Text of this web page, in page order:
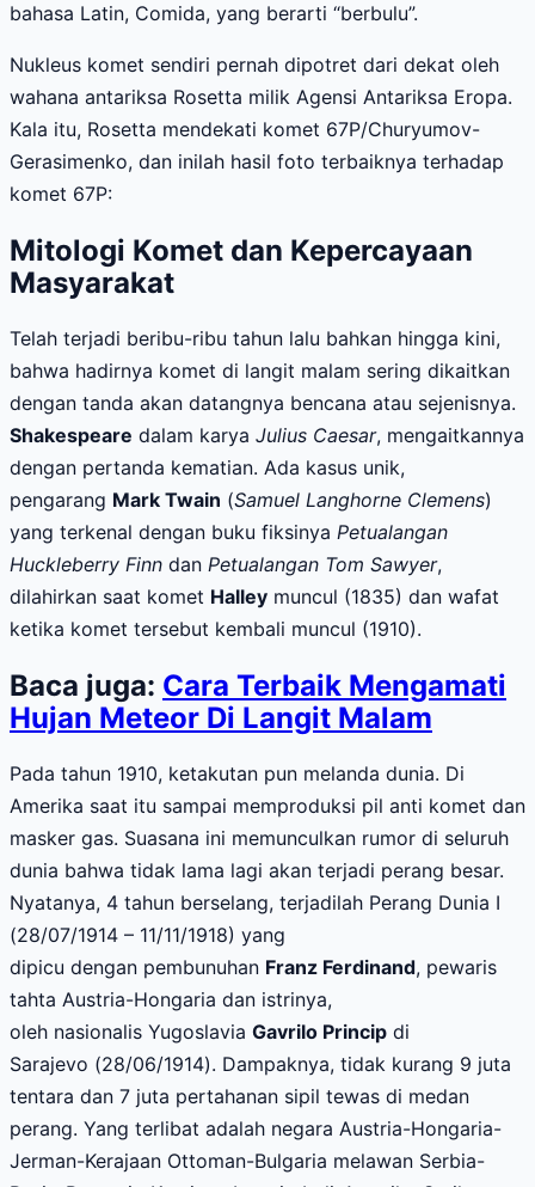
bahasa Latin, Comida, yang berarti “berbulu”.
Nukleus komet sendiri pernah dipotret dari dekat oleh
wahana antariksa Rosetta milik Agensi Antariksa Eropa.
Kala itu, Rosetta mendekati komet 67P/Churyumov-
Gerasimenko, dan inilah hasil foto terbaiknya terhadap
komet 67P:
Mitologi Komet dan Kepercayaan
Masyarakat
Telah terjadi beribu-ribu tahun lalu bahkan hingga kini,
bahwa hadirnya komet di langit malam sering dikaitkan
dengan tanda akan datangnya bencana atau sejenisnya.
Shakespeare dalam karya Julius Caesar, mengaitkannya
dengan pertanda kematian. Ada kasus unik,
pengarang Mark Twain (Samuel Langhorne Clemens)
yang terkenal dengan buku fiksinya Petualangan
Huckleberry Finn dan Petualangan Tom Sawyer,
dilahirkan saat komet Halley muncul (1835) dan wafat
ketika komet tersebut kembali muncul (1910).
Baca juga: Cara Terbaik Mengamati
Hujan Meteor Di Langit Malam
Pada tahun 1910, ketakutan pun melanda dunia. Di
Amerika saat itu sampai memproduksi pil anti komet dan
masker gas. Suasana ini memunculkan rumor di seluruh
dunia bahwa tidak lama lagi akan terjadi perang besar.
Nyatanya, 4 tahun berselang, terjadilah Perang Dunia I
(28/07/1914 – 11/11/1918) yang
dipicu dengan pembunuhan Franz Ferdinand, pewaris
tahta Austria-Hongaria dan istrinya,
oleh nasionalis Yugoslavia Gavrilo Princip di
Sarajevo (28/06/1914). Dampaknya, tidak kurang 9 juta
tentara dan 7 juta pertahanan sipil tewas di medan
perang. Yang terlibat adalah negara Austria-Hongaria-
Jerman-Kerajaan Ottoman-Bulgaria melawan Serbia-